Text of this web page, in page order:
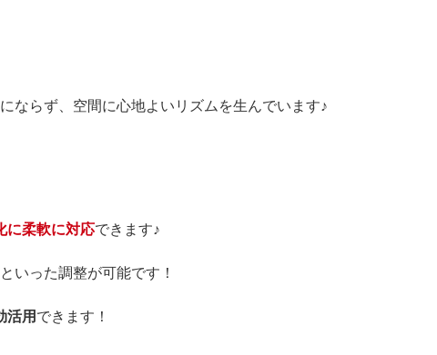
ならず、空間に心地よいリズムを生んでいます♪
に柔軟に対応できます♪
いった調整が可能です！
活用 できます！